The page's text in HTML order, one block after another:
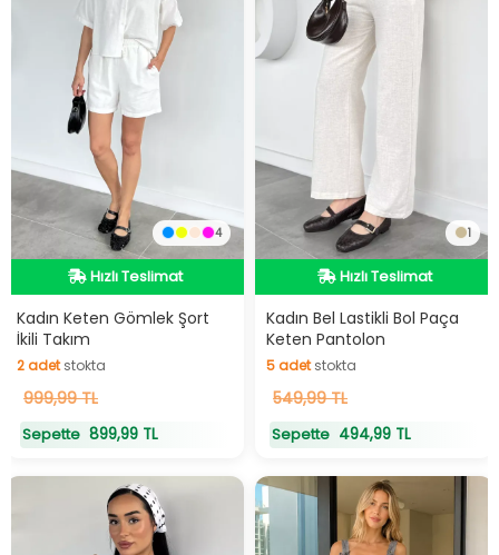
4
Hızlı Teslimat
Hızlı Teslimat
Kadın Keten Gömlek Şort
İkili Takım
2adetstokta
2 adetstokta
999,99 TL
Sepette 899,99 TL
1
Hızlı Teslimat
Hızlı Teslimat
Kadın Bel Lastikli Bol Paça
Keten Pantolon
5adet stokta
5 adetstokta
549,99 TL
Sepette 494,99 TL